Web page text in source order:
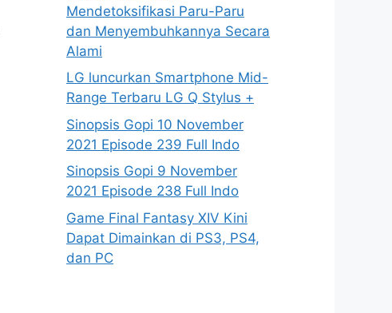
Mendetoksifikasi Paru-Paru
dan Menyembuhkannya Secara
Alami
LG luncurkan Smartphone Mid-
Range Terbaru LG Q Stylus +
Sinopsis Gopi 10 November
2021 Episode 239 Full Indo
Sinopsis Gopi 9 November
2021 Episode 238 Full Indo
Game Final Fantasy XIV Kini
Dapat Dimainkan di PS3, PS4,
dan PC